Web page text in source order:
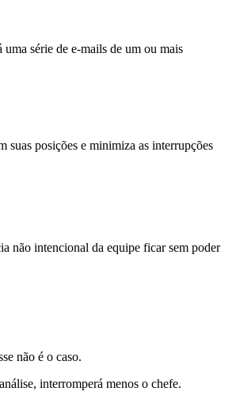
série de e-mails de um ou mais
suas posições e minimiza as interrupções
não intencional da equipe ficar sem poder
não é o caso.
interromperá menos o chefe.